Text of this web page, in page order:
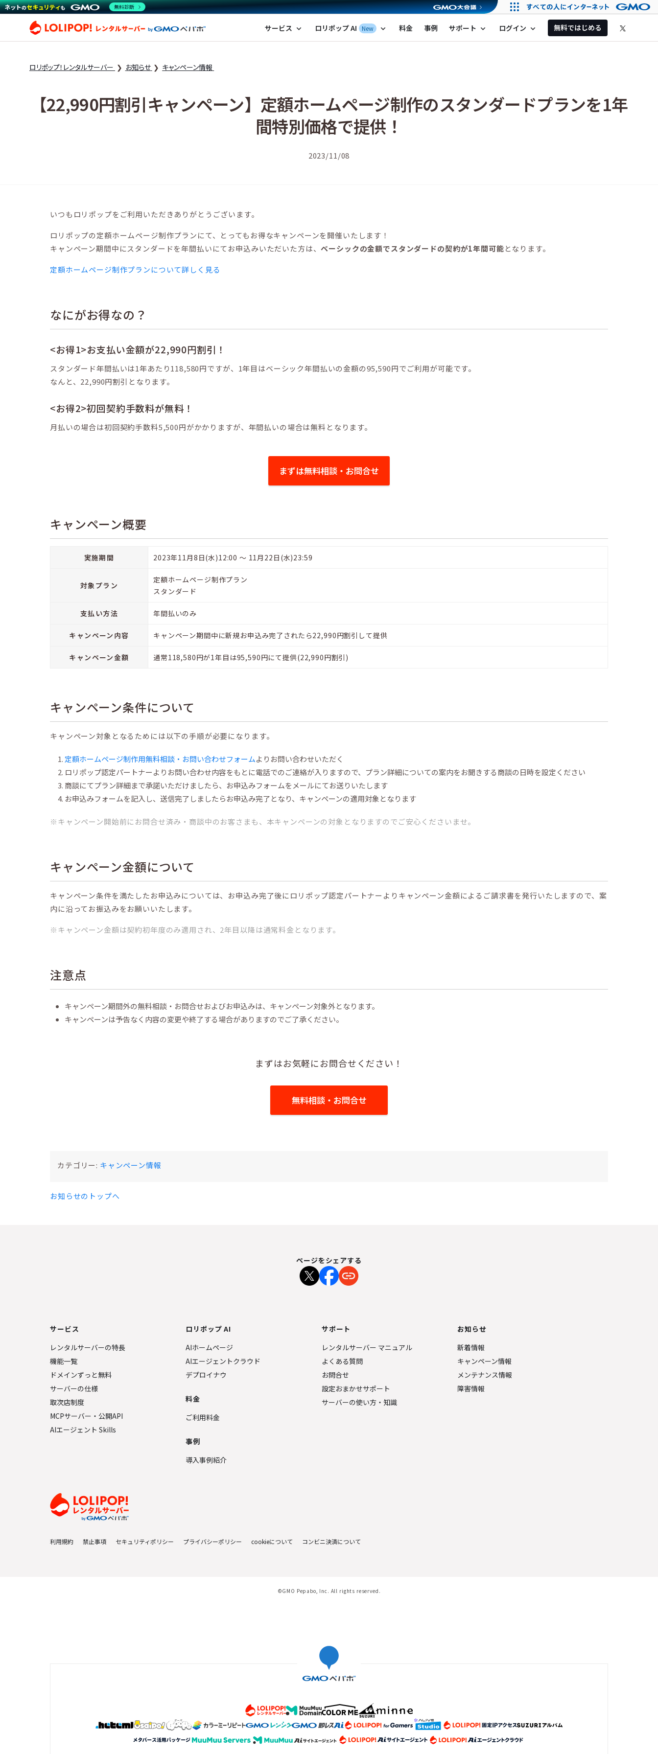
ロリポップ！レンタルサーバー by GMOペパボ
サービス expand_more ロリポップ AI New expand_more 料金 事例 サポート expand_more ログイン expand_more 無料ではじめる
ロリポップ！レンタルサーバー お知らせ キャンペーン情報
【22,990円割引キャンペーン】定額ホームページ制作のスタンダードプランを1年
間特別価格で提供！
2023/11/08
いつもロリポップをご利用いただきありがとうございます。
ロリポップの定額ホームページ制作プランにて、とってもお得なキャンペーンを開催いたします！
キャンペーン期間中にスタンダードを年間払いにてお申込みいただいた方は、ベーシックの金額でスタンダードの契約が1年間可能となります。
定額ホームページ制作プランについて詳しく見る
なにがお得なの？
<お得1>お支払い金額が22,990円割引！
スタンダード年間払いは1年あたり118,580円ですが、1年目はベーシック年間払いの金額の95,590円でご利用が可能です。
なんと、22,990円割引となります。
<お得2>初回契約手数料が無料！
月払いの場合は初回契約手数料5,500円がかかりますが、年間払いの場合は無料となります。
まずは無料相談・お問合せ
キャンペーン概要
実施期間 2023年11月8日(水)12:00 〜 11月22日(水)23:59
対象プラン
定額ホームページ制作プラン
スタンダード
支払い方法 年間払いのみ
キャンペーン内容 キャンペーン期間中に新規お申込み完了されたら22,990円割引して提供
キャンペーン金額 通常118,580円が1年目は95,590円にて提供(22,990円割引)
キャンペーン条件について
キャンペーン対象となるためには以下の手順が必要になります。
定額ホームページ制作用無料相談・お問い合わせフォームよりお問い合わせいただく
ロリポップ認定パートナーよりお問い合わせ内容をもとに電話でのご連絡が入りますので、プラン詳細についての案内をお聞きする商談の日時を設定ください
商談にてプラン詳細まで承諾いただけましたら、お申込みフォームをメールにてお送りいたします
お申込みフォームを記入し、送信完了しましたらお申込み完了となり、キャンペーンの適用対象となります
※キャンペーン開始前にお問合せ済み・商談中のお客さまも、本キャンペーンの対象となりますのでご安心くださいませ。
キャンペーン金額について
キャンペーン条件を満たしたお申込みについては、お申込み完了後にロリポップ認定パートナーよりキャンペーン金額によるご請求書を発行いたしますので、案
内に沿ってお振込みをお願いいたします。
※キャンペーン金額は契約初年度のみ適用され、2年目以降は通常料金となります。
注意点
キャンペーン期間外の無料相談・お問合せおよびお申込みは、キャンペーン対象外となります。
キャンペーンは予告なく内容の変更や終了する場合がありますのでご了承ください。
まずはお気軽にお問合せください！
無料相談・お問合せ
カテゴリー: キャンペーン情報
お知らせのトップへ
ページをシェアする
サービス
レンタルサーバーの特長
機能一覧
ドメインずっと無料
サーバーの仕様
取次店制度
MCPサーバー・公開API
AIエージェント Skills
ロリポップ AI
AIホームページ
AIエージェントクラウド
デプロイナウ
料金
ご利用料金
事例
導入事例紹介
サポート
レンタルサーバー マニュアル
よくある質問
お問合せ
設定おまかせサポート
サーバーの使い方・知識
お知らせ
新着情報
キャンペーン情報
メンテナンス情報
障害情報
利用規約 禁止事項 セキュリティポリシー プライバシーポリシー cookieについて コンビニ決済について
©GMO Pepabo, Inc. All rights reserved.
無料診断